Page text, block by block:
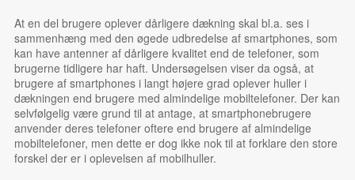
At en del brugere oplever dårligere dækning skal bl.a. ses i
sammenhæng med den øgede udbredelse af smartphones, som
kan have antenner af dårligere kvalitet end de telefoner, som
brugerne tidligere har haft. Undersøgelsen viser da også, at
brugere af smartphones i langt højere grad oplever huller i
dækningen end brugere med almindelige mobiltelefoner. Der kan
selvfølgelig være grund til at antage, at smartphonebrugere
anvender deres telefoner oftere end brugere af almindelige
mobiltelefoner, men dette er dog ikke nok til at forklare den store
forskel der er i oplevelsen af mobilhuller.